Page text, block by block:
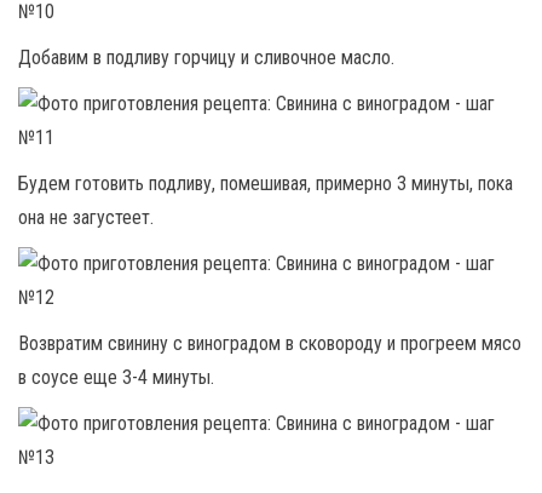
Добавим в подливу горчицу и сливочное масло.
Будем готовить подливу, помешивая, примерно 3 минуты, пока
она не загустеет.
Возвратим свинину с виноградом в сковороду и прогреем мясо
в соусе еще 3-4 минуты.